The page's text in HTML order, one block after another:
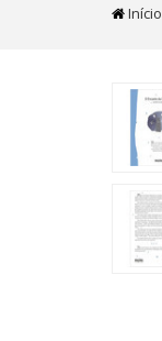
Início